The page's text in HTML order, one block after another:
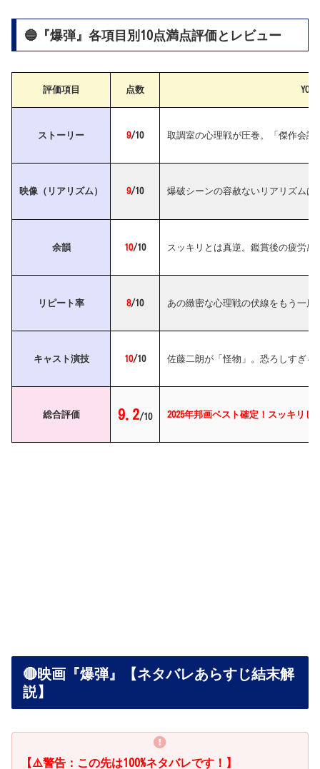
🔵『爆弾』各項目別10点満点評価とレビュー
評価項目 点数
ストーリー 9/10 取調室の心理戦が圧巻。「傑作会
映像（リアリズム） 9/10 爆破シーンの容赦ないリアリズム
余韻 10/10 スッキリとは真逆。鑑賞後の疲労
リピート率 8/10 あの緻密な心理戦の伏線をもう一
キャスト演技 10/10 佐藤二朗が「怪物」。恐ろしすぎ
総合評価 9.2/10 2025年邦画ベスト確定！スッキリ
🔴映画『爆弾』【ネタバレあらすじ結末解
説】
【⚠️警告：この先は100%ネタバレです！】